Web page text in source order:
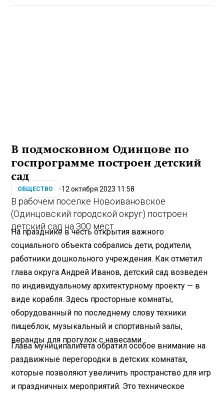
В подмосковном Одинцове по
госпрограмме построен детский
сад
ОБЩЕСТВО 12 октября 2023 11:58
В рабочем поселке Новоивановское
(Одинцовский городской округ) построен
детский сад на 300 мест.
На празднике в честь открытия важного
социального объекта собрались дети, родители,
работники дошкольного учреждения. Как отметил
глава округа Андрей Иванов, детский сад возведен
по индивидуальному архитектурному проекту — в
виде корабля. Здесь просторные комнаты,
оборудованный по последнему слову техники
пищеблок, музыкальный и спортивный залы,
веранды для прогулок с навесами.
Глава муниципалитета обратил особое внимание на
раздвижные перегородки в детских комнатах,
которые позволяют увеличить пространство для игр
и праздничных мероприятий. Это техническое